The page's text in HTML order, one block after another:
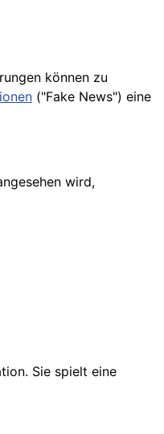
können zu
("Fake News") eine
wird,
Sie spielt eine